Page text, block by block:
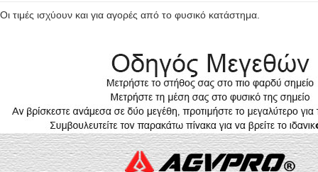
Οι τιμές ισχύουν και για αγορές από το φυσικό κατάστημα.